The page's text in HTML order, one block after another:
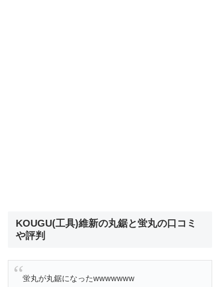
KOUGU(工具)維新の丸鋸と蛍丸の口コミ
や評判
蛍丸が丸鋸になったwwwwwww